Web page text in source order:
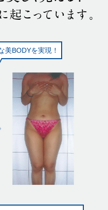
美BODYを実現！